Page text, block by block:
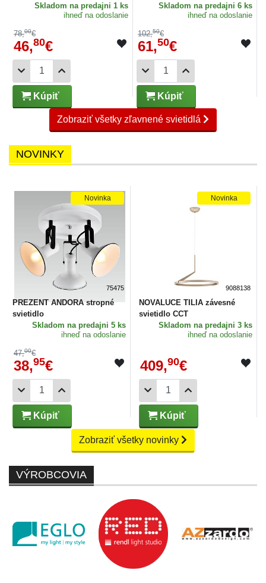
Skladom na predajni 1 ks
ihneď na odoslanie
78,00€
46,80€
Kúpiť
Skladom na predajni 6 ks
ihneď na odoslanie
102,50€
61,50€
Kúpiť
Zobraziť všetky zľavnené svietidlá
NOVINKY
75475
PREZENT ANDORA stropné
svietidlo
Skladom na predajni 5 ks
ihneď na odoslanie
47,00€
38,95€
Kúpiť
Novinka
9088138
NOVALUCE TILIA závesné
svietidlo CCT
Skladom na predajni 3 ks
ihneď na odoslanie
409,90€
Kúpiť
Novinka
Zobraziť všetky novinky
VÝROBCOVIA